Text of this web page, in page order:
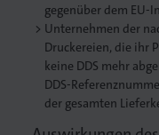
gegenüber dem EU-
Unternehmen der
Druckereien, die ihr
keine DDS mehr
DDS-
der gesamten